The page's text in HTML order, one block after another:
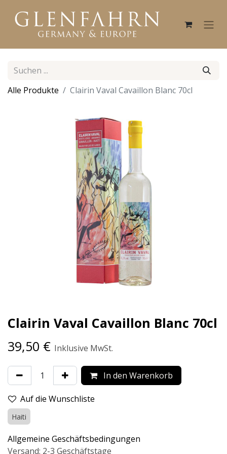
Alle Produkte Clairin Vaval Cavaillon Blanc 70cl
Clairin Vaval Cavaillon Blanc 70cl
39,50 € Inklusive MwSt.
In den Warenkorb
Auf die Wunschliste
Haiti
Allgemeine Geschäftsbedingungen
Versand: 2-3 Geschäftstage